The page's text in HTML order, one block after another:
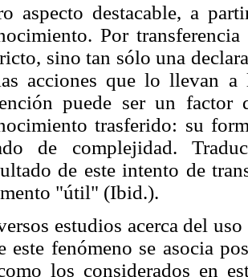
aspecto destacable, a
Por
sino tan sólo una
acciones que lo llevan a
puede ser un factor
trasferido: su
de complejidad.
de este intento de
"útil" (Ibid.).
estudios acerca del
este fenómeno se asocia
los considerados en